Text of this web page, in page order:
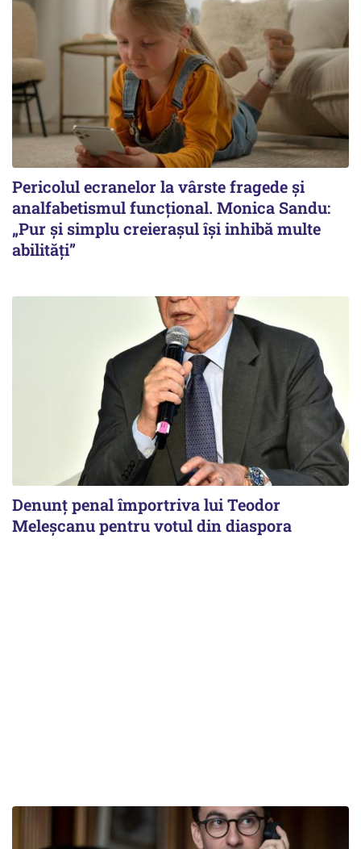
Pericolul ecranelor la vârste fragede și
analfabetismul funcțional. Monica Sandu:
„Pur și simplu creierașul își inhibă multe
abilități”
Denunț penal împortriva lui Teodor
Meleșcanu pentru votul din diaspora